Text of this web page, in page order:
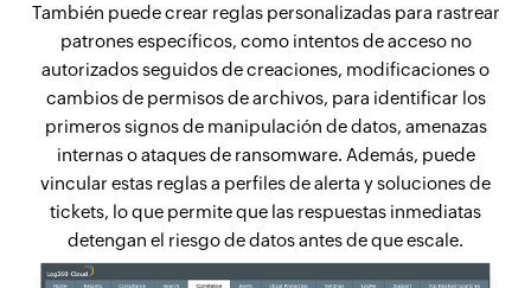
También puede crear reglas personalizadas para rastrear
patrones específicos, como intentos de acceso no
autorizados seguidos de creaciones, modificaciones o
cambios de permisos de archivos, para identificar los
primeros signos de manipulación de datos, amenazas
internas o ataques de ransomware. Además, puede
vincular estas reglas a perfiles de alerta y soluciones de
tickets, lo que permite que las respuestas inmediatas
detengan el riesgo de datos antes de que escale.